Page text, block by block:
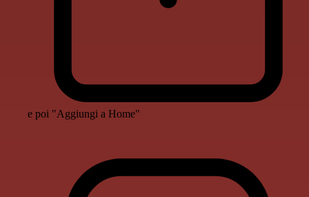
e poi "Aggiungi a Home"